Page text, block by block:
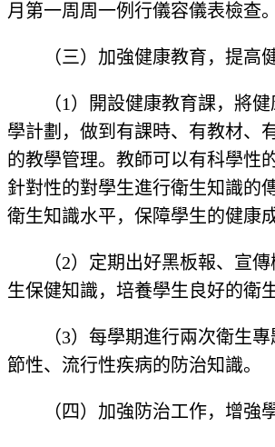
月第一周周一例行儀容儀表檢查。
（三）加強健康教育，提高
（1）開設健康教育課，將
學計劃，做到有課時、有教材、
的教學管理。教師可以有科學性
針對性的對學生進行衛生知識的
衛生知識水平，保障學生的健康成
（2）定期出好黑板報、宣
生保健知識，培養學生良好的衛
（3）每學期進行兩次衛生
節性、流行性疾病的防治知識。
（四）加強防治工作，增強